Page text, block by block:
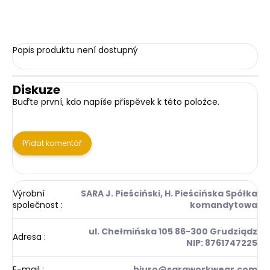
Popis produktu není dostupný
Diskuze
Buďte první, kdo napíše příspěvek k této položce.
Přidat komentář
Výrobní
společnost :
SARA J. Pieściński, H. Pieścińska Spółka
komandytowa
Adresa :
ul. Chełmińska 105 86-300 Grudziądz
NIP: 8761747225